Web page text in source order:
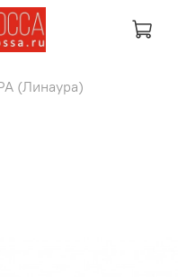
(Линаура)